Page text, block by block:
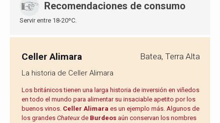
Recomendaciones de consumo
Servir entre 18-20ºC.
Celler Alimara Batea, Terra Alta
La historia de Celler Alimara
Los británicos tienen una larga historia de inversión en viñedos
en todo el mundo para alimentar su insaciable apetito por los
buenos vinos. Celler Alimara es un ejemplo más. Algunos de
los grandes Chateuxde Burdeosaún conservan los nombres